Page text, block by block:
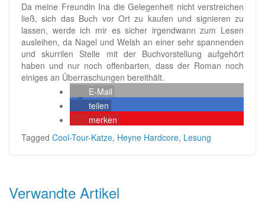
Da meine Freundin Ina die Gelegenheit nicht verstreichen
ließ, sich das Buch vor Ort zu kaufen und signieren zu
lassen, werde ich mir es sicher irgendwann zum Lesen
ausleihen, da Nagel und Welsh an einer sehr spannenden
und skurrilen Stelle mit der Buchvorstellung aufgehört
haben und nur noch offenbarten, dass der Roman noch
einiges an Überraschungen bereithält.
E-Mail
teilen
merken
Tagged Cool-Tour-Katze, Heyne Hardcore, Lesung
Verwandte Artikel
Beitragsnavigation